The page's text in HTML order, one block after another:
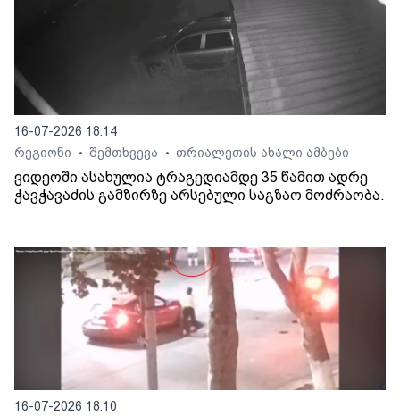
16-07-2026 18:14
რეგიონი
• შემთხვევა • თრიალეთის ახალი ამბები
ვიდეოში ასახულია ტრაგედიამდე 35 წამით ადრე
ჭავჭავაძის გამზირზე არსებული საგზაო მოძრაობა.
16-07-2026 18:10